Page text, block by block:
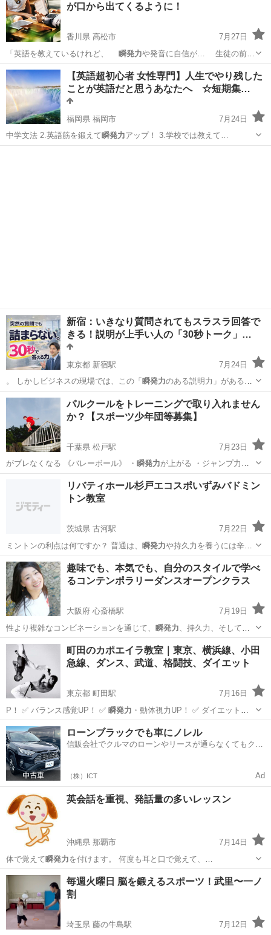
が口から出てくるように！
香川県 高松市
7月27日
「英語を教えているけれど、 瞬発力や発音に自信が… 生徒の前で
自…
香川 高松市 英語 コーチング
【英語超初心者 女性専門】人生でやり残した
ことが英語だと思うあなたへ ☆短期集…
福岡県 福岡市
7月24日
中学文法 2.英語筋を鍛えて瞬発力 アップ！ 3.学校では教えて…
新宿：いきなり質問されてもスラスラ回答で
きる！説明が上手い人の「30秒トーク」…
東京都 新宿駅
7月24日
。 しかしビジネスの現場では、この「 瞬発力のある説明力」があるか
どうかで、信頼・…
東京 渋谷区 新宿駅 話し方 プレゼンテーション
パルクールをトレーニングで取り入れません
か？【スポーツ少年団等募集】
千葉県 松戸駅
7月23日
がブレなくなる 《バレーボール》 ・ 瞬発力が上がる ・ジャンプ力が
上がる ・判断…
松戸駅 その他 パルクール
リバティホール杉戸エコスポいずみバドミン
トン教室
茨城県 古河駅
7月22日
ミントンの利点は何ですか？ 普通は、 瞬発力や持久力を養うには辛い
トレーニングを伴…
茨城 猿島郡 古河駅 バドミントン フットワーク
趣味でも、本気でも、自分のスタイルで学べ
るコンテンポラリーダンスオープンクラス
大阪府 心斎橋駅
7月19日
性より複雑なコンビネーションを通じて、 瞬発力 、持久力、そして繊
細な表現力を磨き上げ…
大阪 大阪市 心斎橋駅 その他 コンテンポラリーダンス
町田のカポエイラ教室｜東京、横浜線、小田
急線、ダンス、武道、格闘技、ダイエット
東京都 町田駅
7月16日
P！ ✅ バランス感覚UP！ ✅ 瞬発力 ・動体視力UP！ ✅ ダイエットや
体…
東京 町田市 町田駅 ダンス カポエイラ
ローンブラックでも車にノレル
信販会社でクルマのローンやリースが通らなくてもクル
（株）ICT Ad
英会話を重視、発話量の多いレッスン
沖縄県 那覇市
7月14日
体で覚えて瞬発力を付けます。 何度も耳と口で覚えて、…
沖縄 那覇市 英会話 発話
毎週火曜日 脳を鍛えるスポーツ！武里〜一ノ
割
埼玉県 藤の牛島駅 7月12日